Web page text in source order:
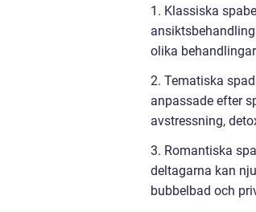
1. Klassiska
olika
2. Tematiska
anpassade efter
avstressning,
3. Romantiska
deltagarna kan
bubbelbad och